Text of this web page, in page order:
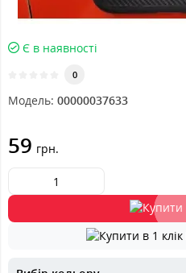
Є в наявності
0
Модель: 00000037633
59 грн.